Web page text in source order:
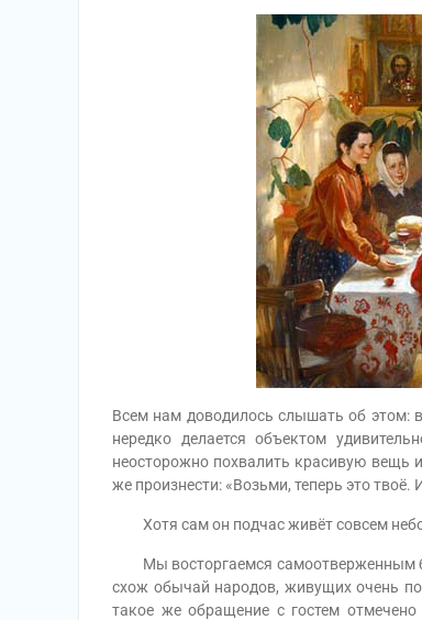
Всем нам доводилось слышать об этом:
нередко делается объектом
неосторожно похвалить красивую вещь
же произнести: «Возьми, теперь это
Хотя сам он подчас живёт совсем
Мы восторгаемся самоотверженным
схож обычай народов, живущих очень
такое же обращение с гостем отмечено